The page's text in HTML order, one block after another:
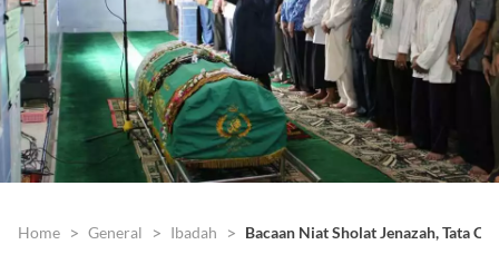
Home General Ibadah Bacaan Niat Sholat Jenazah, Tata